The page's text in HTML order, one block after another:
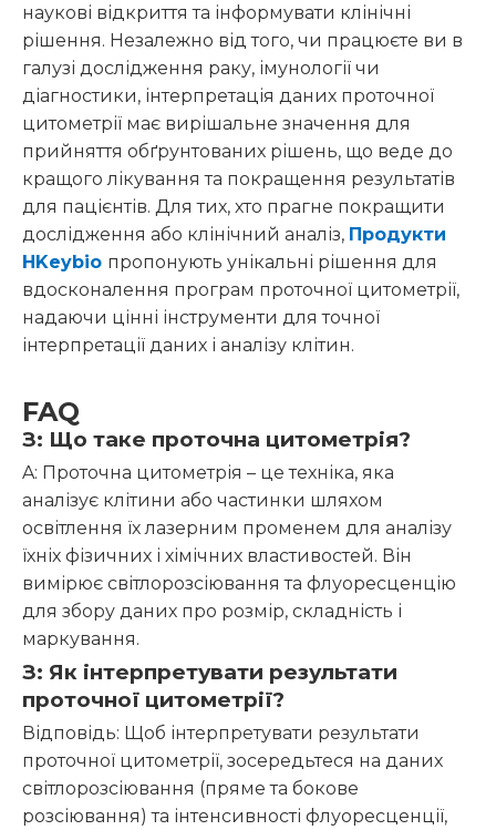
наукові відкриття та інформувати клінічні
рішення. Незалежно від того, чи працюєте ви в
галузі дослідження раку, імунології чи
діагностики, інтерпретація даних проточної
цитометрії має вирішальне значення для
прийняття обґрунтованих рішень, що веде до
кращого лікування та покращення результатів
для пацієнтів. Для тих, хто прагне покращити
дослідження або клінічний аналіз, Продукти
HKeybio пропонують унікальні рішення для
вдосконалення програм проточної цитометрії,
надаючи цінні інструменти для точної
інтерпретації даних і аналізу клітин.
FAQ
З: Що таке проточна цитометрія?
A: Проточна цитометрія – це техніка, яка
аналізує клітини або частинки шляхом
освітлення їх лазерним променем для аналізу
їхніх фізичних і хімічних властивостей. Він
вимірює світлорозсіювання та флуоресценцію
для збору даних про розмір, складність і
маркування.
З: Як інтерпретувати результати
проточної цитометрії?
Відповідь: Щоб інтерпретувати результати
проточної цитометрії, зосередьтеся на даних
світлорозсіювання (пряме та бокове
розсіювання) та інтенсивності флуоресценції,